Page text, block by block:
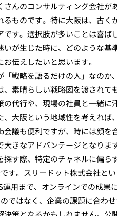
さんのコンサルティング会社
ものです。特に大阪は、古
す。選択肢が多いことは喜
が生じた時に、どのような
伝えしたいと思います。
戦略を語るだけの人」なのか
素晴らしい戦略図を渡されて
代行や、現場の社員と一緒
大阪という地域性を考えれば
議も便利ですが、時には顔を
きなアドバンテージとなります
す際、特定のチャネルに偏ら
す。スリードット株式会社と
用まで、オンラインでの成
ではなく、企業の課題に合わ